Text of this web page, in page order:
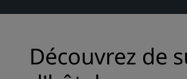
Découvrez de